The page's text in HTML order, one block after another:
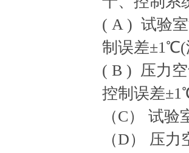
( A ) 试验
制误差±1℃(
( B ) 压力
控制误差
（C） 试
（D） 压